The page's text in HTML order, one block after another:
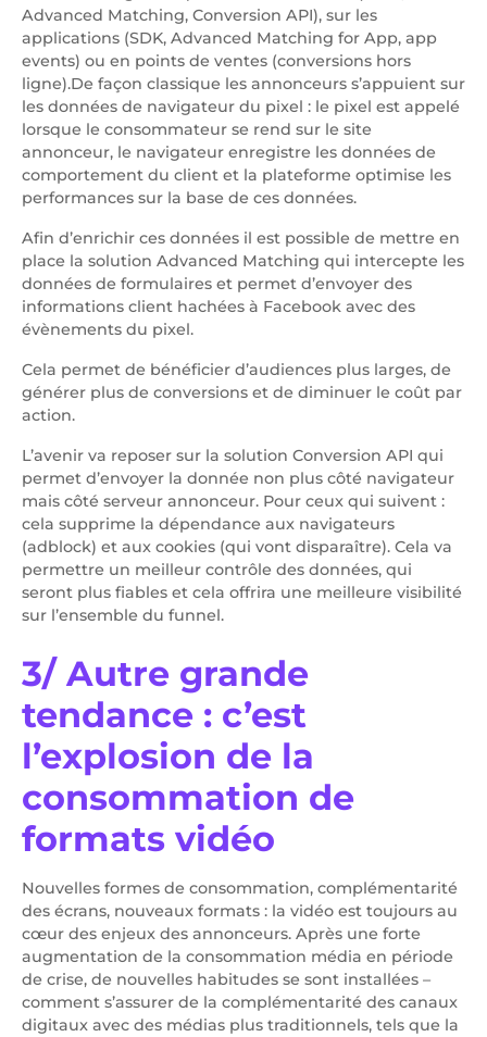
Advanced Matching, Conversion API), sur les
applications (SDK, Advanced Matching for App, app
events) ou en points de ventes (conversions hors
ligne).De façon classique les annonceurs s’appuient sur
les données de navigateur du pixel : le pixel est appelé
lorsque le consommateur se rend sur le site
annonceur, le navigateur enregistre les données de
comportement du client et la plateforme optimise les
performances sur la base de ces données.
Afin d’enrichir ces données il est possible de mettre en
place la solution Advanced Matching qui intercepte les
données de formulaires et permet d’envoyer des
informations client hachées à Facebook avec des
évènements du pixel.
Cela permet de bénéficier d’audiences plus larges, de
générer plus de conversions et de diminuer le coût par
action.
L’avenir va reposer sur la solution Conversion API qui
permet d’envoyer la donnée non plus côté navigateur
mais côté serveur annonceur. Pour ceux qui suivent :
cela supprime la dépendance aux navigateurs
(adblock) et aux cookies (qui vont disparaître). Cela va
permettre un meilleur contrôle des données, qui
seront plus fiables et cela offrira une meilleure visibilité
sur l’ensemble du funnel.
3/ Autre grande
tendance : c’est
l’explosion de la
consommation de
formats vidéo
Nouvelles formes de consommation, complémentarité
des écrans, nouveaux formats : la vidéo est toujours au
cœur des enjeux des annonceurs. Après une forte
augmentation de la consommation média en période
de crise, de nouvelles habitudes se sont installées –
comment s’assurer de la complémentarité des canaux
digitaux avec des médias plus traditionnels, tels que la